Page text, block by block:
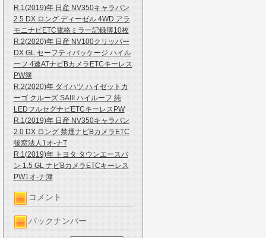
R.1(2019)年 日産 NV350キャラバン
2.5 DX ロング ディーゼル 4WD アラ
モニナビETC電格ミラー記録簿10枚
R.2(2020)年 日産 NV100クリッパー
DX GL セーフティパッケージ ハイル
ーフ 4速ATナビBカメラETCキーレス
PW簿
R.2(2020)年 ダイハツ ハイゼットカ
ーゴ クルーズ SAIII ハイルーフ 純
LEDフルセグナビETCキーレスPW
R.1(2019)年 日産 NV350キャラバン
2.0 DX ロング 禁煙ナビBカメラETC
後窓法人1オ-ナT
R.1(2019)年 トヨタ タウンエースバ
ン 1.5 GL ナビBカメラETCキーレス
PW1オ-ナ簿
コメント
バックナンバー